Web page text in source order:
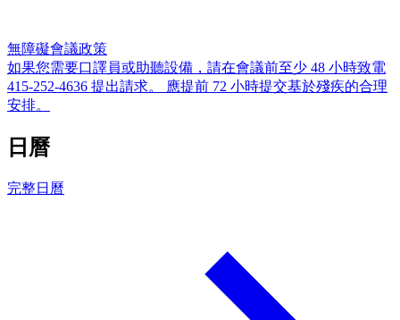
無障礙會議政策
如果您需要口譯員或助聽設備，請在會議前至少 48 小時致電
415-252-4636 提出請求。 應提前 72 小時提交基於殘疾的合理
安排。
日曆
完整日曆